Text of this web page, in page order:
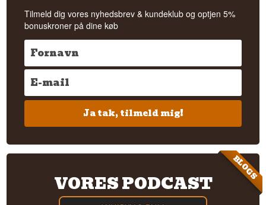
Tilmeld dig vores nyhedsbrev & kundeklub og optjen 5%
bonuskroner på dine køb
Ja tak, tilmeld mig!
BLOGS
VORES PODCAST